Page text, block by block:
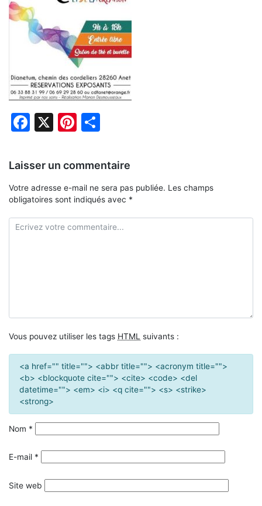
Facebook
X Pinterest
Laisser un commentaire
Votre adresse e-mail ne sera pas publiée. Les champs
obligatoires sont indiqués avec *
Vous pouvez utiliser les tags HTML suivants :
<a href="" title=""> <abbr title=""> <acronym title="">
<b> <blockquote cite=""> <cite> <code> <del
datetime=""> <em> <i> <q cite=""> <s> <strike>
<strong>
Nom *
E-mail *
Site web